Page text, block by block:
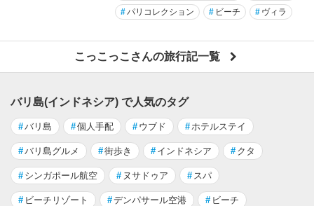
# パリコレクション # ビーチ # ヴィラ
こっこっこさんの旅行記一覧
バリ島(インドネシア) で人気のタグ
#バリ島 #個人手配 # ウブド # ホテルステイ
#バリ島グルメ #街歩き # インドネシア # クタ
# シンガポール航空 # ヌサドゥア # スパ
# ビーチリゾート #デンパサール空港 # ビーチ